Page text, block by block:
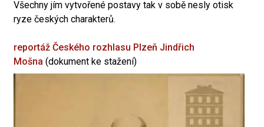
Všechny jím vytvořené postavy tak v sobě nesly otisk
ryze českých charakterů.
reportáž Českého rozhlasu Plzeň Jindřich
Mošna (dokument ke stažení)